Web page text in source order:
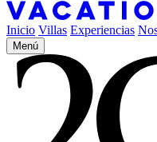
Inicio Villas Experiencias
Menú